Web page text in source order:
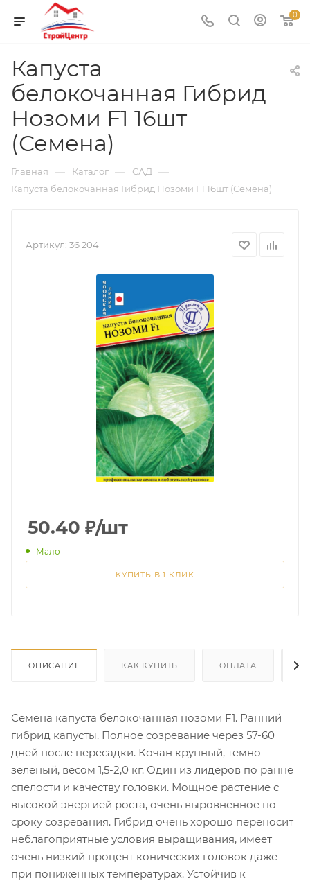
0
Капуста
белокочанная Гибрид
Нозоми F1 16шт
(Семена)
Главная — Каталог — САД —
Капуста белокочанная Гибрид Нозоми F1 16шт (Семена)
Артикул: 36 204
50.40 ₽/шт
Мало
КУПИТЬ В 1 КЛИК
ОПИСАНИЕ КАК КУПИТЬ ОПЛАТА
Семена капуста белокочанная нозоми F1. Ранний
гибрид капусты. Полное созревание через 57-60
дней после пересадки. Кочан крупный, темно-
зеленый, весом 1,5-2,0 кг. Один из лидеров по ранне
спелости и качеству головки. Мощное растение с
высокой энергией роста, очень выровненное по
сроку созревания. Гибрид очень хорошо переносит
неблагоприятные условия выращивания, имеет
очень низкий процент конических головок даже
при пониженных температурах. Устойчив к